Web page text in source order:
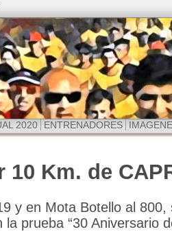
2020 ENTRENADORES
10 Km. de
y en Mota Botello al
prueba “30 Aniversario